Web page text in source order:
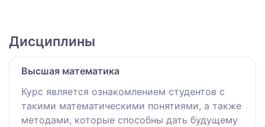
Дисциплины
Высшая математика
Курс является ознакомлением студентов с
такими математическими понятиями, а также
методами, которые способны дать будущему